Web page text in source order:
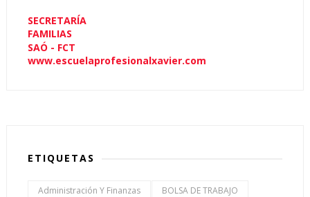
SECRETARÍA
FAMILIAS
SAÓ - FCT
www.escuelaprofesionalxavier.com
ETIQUETAS
Administración Y Finanzas
BOLSA DE TRABAJO